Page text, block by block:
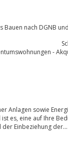
für Gebäude, Sanierung und Neubau, Nachhaltiges
-
Anlagen sowie
der Einbeziehung der...